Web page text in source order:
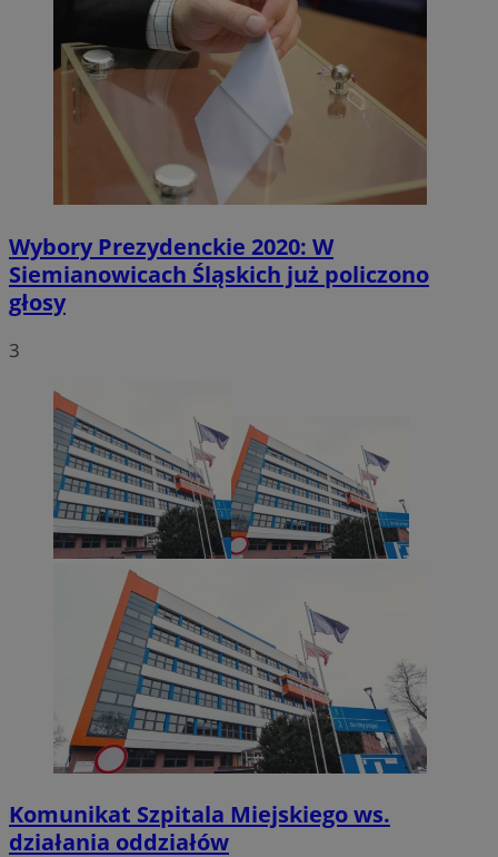
Wybory Prezydenckie 2020: W
Siemianowicach Śląskich już policzono
głosy
3
Komunikat Szpitala Miejskiego ws.
działania oddziałów